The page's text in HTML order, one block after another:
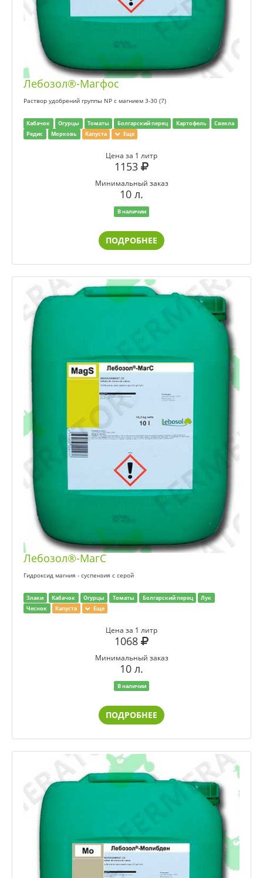
Лебозол®-Магфос
Раствор удобрений группы NP с магнием 3-30 (7)
Кабачок Огурцы Томаты Болгарский перец Картофель
Свекла
Редис
Морковь Капуста Еще
Цена за 1 литр
1153
Минимальный заказ
10 л.
В наличии
ПОДРОБНЕЕ
Лебозол®-МагС
Гидроксид магния - суспензия с серой
Злаки Кабачок Огурцы Томаты Болгарский перец
Лук
Чеснок
Капуста Еще
Цена за 1 литр
1068
Минимальный заказ
10 л.
В наличии
ПОДРОБНЕЕ